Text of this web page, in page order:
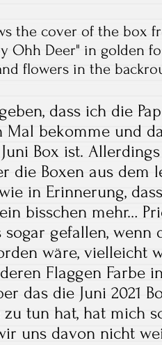
dass ich die
Mal bekomme und
Juni Box ist.
die Boxen aus dem
in Erinnerung,
bisschen mehr…
gefallen, wenn
wäre, vielleicht
Flaggen Farbe
das die Juni 2021
zu tun hat, hat mich
uns davon nicht